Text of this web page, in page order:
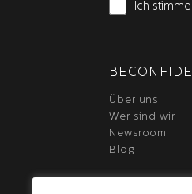
Ich
Über uns
Wer sind wir
Newsroom
Blog